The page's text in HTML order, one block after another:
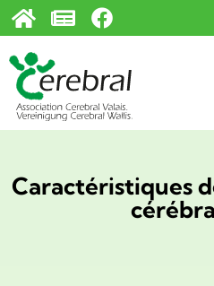
Caractéristiques
Panneau de gestion des cookies